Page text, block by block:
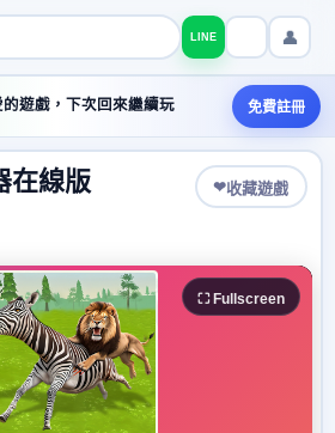
LINE 👤
遊戲，下次回來繼續玩 免費註冊
在線版 ❤收藏遊戲
⛶ Fullscreen